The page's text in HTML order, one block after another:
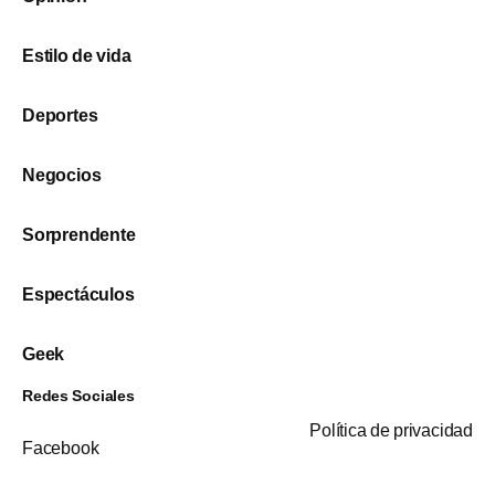
Estilo de vida
Deportes
Negocios
Sorprendente
Espectáculos
Geek
Redes Sociales
Facebook
Política de privacidad